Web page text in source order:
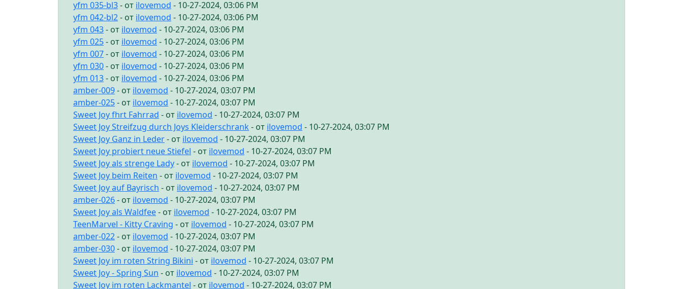
yfm 035-bl3- от ilovemod - 10-27-2024, 03:06 PM
yfm 042-bl2- от ilovemod - 10-27-2024, 03:06 PM
yfm 043- от ilovemod - 10-27-2024, 03:06 PM
yfm 025- от ilovemod - 10-27-2024, 03:06 PM
yfm 007- от ilovemod - 10-27-2024, 03:06 PM
yfm 030- от ilovemod - 10-27-2024, 03:06 PM
yfm 013- от ilovemod - 10-27-2024, 03:06 PM
amber-009- от ilovemod - 10-27-2024, 03:07 PM
amber-025- от ilovemod - 10-27-2024, 03:07 PM
Sweet Joy fhrt Fahrrad - от ilovemod - 10-27-2024, 03:07 PM
Sweet Joy Streifzug durch Joys Kleiderschrank - от ilovemod - 10-27-2024, 03:07 PM
Sweet Joy Ganz in Leder- от ilovemod - 10-27-2024, 03:07 PM
Sweet Joy probiert neue Stiefel - от ilovemod - 10-27-2024, 03:07 PM
Sweet Joy als strenge Lady- от ilovemod - 10-27-2024, 03:07 PM
Sweet Joy beim Reiten - от ilovemod - 10-27-2024, 03:07 PM
Sweet Joy auf Bayrisch - от ilovemod - 10-27-2024, 03:07 PM
amber-026- от ilovemod - 10-27-2024, 03:07 PM
Sweet Joy als Waldfee- от ilovemod - 10-27-2024, 03:07 PM
TeenMarvel - Kitty Craving - от ilovemod - 10-27-2024, 03:07 PM
amber-022- от ilovemod - 10-27-2024, 03:07 PM
amber-030- от ilovemod - 10-27-2024, 03:07 PM
Sweet Joy im roten String Bikini - от ilovemod - 10-27-2024, 03:07 PM
Sweet Joy - Spring Sun - от ilovemod - 10-27-2024, 03:07 PM
Sweet Joy im roten Lackmantel - от ilovemod - 10-27-2024, 03:07 PM